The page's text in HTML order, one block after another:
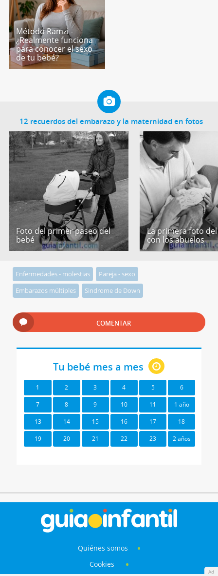
Método Ramzi -
¿Realmente funciona
para conocer el sexo
de tu bebé?
12 recuerdos del embarazo y la maternidad en fotos
Foto del primer paseo del
bebé
La primera foto
con los abuelos
Enfermedades - molestias
Pareja - sexo
Embarazos múltiples
Sindrome de Down
COMENTAR
Tu bebé mes a mes
1 2 3 4 5 6
7 8 9 10 11 1 año
13 14 15 16 17 18
19 20 21 22 23 2 años
Ad
Quiénes somos
Cookies